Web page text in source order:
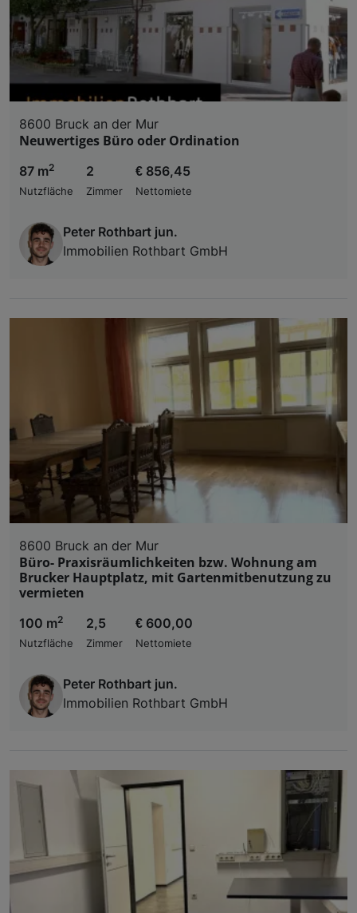
8600 Bruck an der Mur
Neuwertiges Büro oder Ordination
87 m2
Nutzfläche
2
Zimmer
€ 856,45
Nettomiete
Peter Rothbart jun.
Immobilien Rothbart GmbH
8600 Bruck an der Mur
Büro- Praxisräumlichkeiten bzw. Wohnung am
Brucker Hauptplatz, mit Gartenmitbenutzung zu
vermieten
100 m2
Nutzfläche
2,5
Zimmer
€ 600,00
Nettomiete
Peter Rothbart jun.
Immobilien Rothbart GmbH